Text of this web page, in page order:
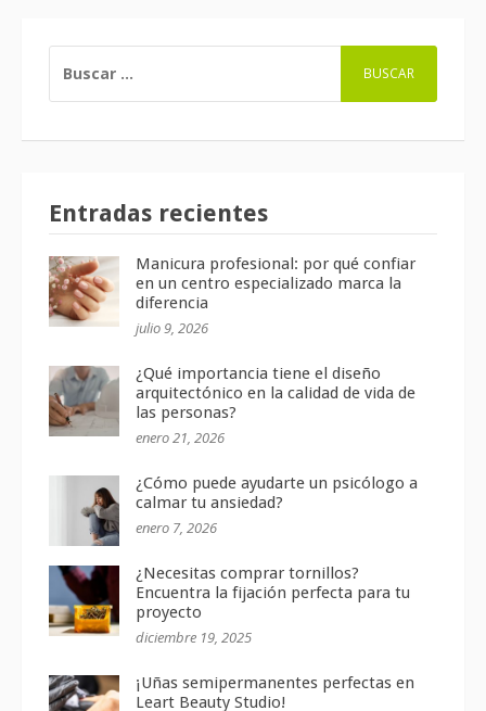
Entradas recientes
Manicura profesional: por qué confiar
en un centro especializado marca la
diferencia
julio 9, 2026
¿Qué importancia tiene el diseño
arquitectónico en la calidad de vida de
las personas?
enero 21, 2026
¿Cómo puede ayudarte un psicólogo a
calmar tu ansiedad?
enero 7, 2026
¿Necesitas comprar tornillos?
Encuentra la fijación perfecta para tu
proyecto
diciembre 19, 2025
¡Uñas semipermanentes perfectas en
Leart Beauty Studio!